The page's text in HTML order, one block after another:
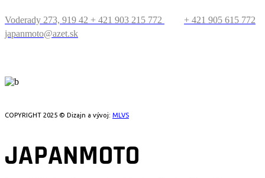
Voderady 273, 919 42 + 421 903 215 772
+ 421 905 615 772
japanmoto@azet.sk
COPYRIGHT 2025 © Dizajn a vývoj: MLVS
JAPANMOTO